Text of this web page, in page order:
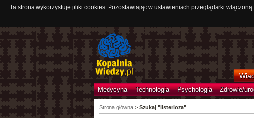
Ta strona wykorzystuje pliki cookies. Pozostawiając w ustawieniach przeglądarki
Medycyna Technologia Psychologia Zdrowie/
Strona główna> Szukaj "listerioza"